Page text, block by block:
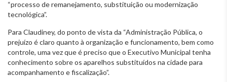
“processo de remanejamento, substituição ou modernização
tecnológica”.
Para Claudiney, do ponto de vista da “Administração Pública, o
prejuízo é claro quanto à organização e funcionamento, bem como
controle, uma vez que é preciso que o Executivo Municipal tenha
conhecimento sobre os aparelhos substituídos na cidade para
acompanhamento e fiscalização”.